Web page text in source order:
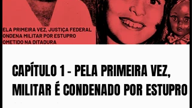
CAPÍTULO 1 - PELA PRIMEIRA VEZ,
MILITAR É CONDENADO POR ESTUPRO